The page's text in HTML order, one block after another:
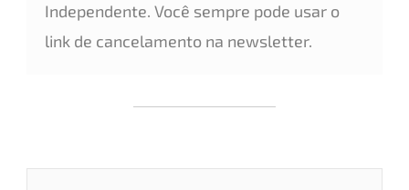
Independente. Você sempre pode usar o
link de cancelamento na newsletter.